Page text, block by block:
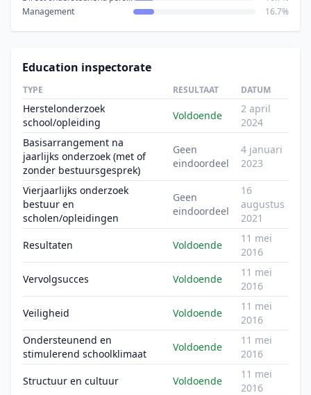
Management
16.7%
Education inspectorate
TYPE RESULTAAT DATUM
Herstelonderzoek
school/opleiding
Voldoende
2 april
2024
Basisarrangement na
jaarlijks onderzoek (met of
zonder bestuursgesprek)
Geen
eindoordeel
4 januari
2023
Vierjaarlijks onderzoek
bestuur en
scholen/opleidingen
Geen
eindoordeel
16
augustus
2021
Resultaten Voldoende
11 mei
2016
Vervolgsucces Voldoende
11 mei
2016
Veiligheid Voldoende
11 mei
2016
Ondersteunend en
stimulerend schoolklimaat
Voldoende
11 mei
2016
Structuur en cultuur Voldoende
11 mei
2016